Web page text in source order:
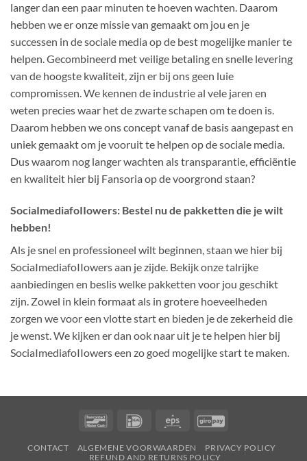
ervoor te zorgen dat u de beste ervaring krijgt op
langer dan een paar minuten te hoeven wachten. Daarom
hebben we er onze missie van gemaakt om jou en je
successen in de sociale media op de best mogelijke manier te
helpen. Gecombineerd met veilige betaling en snelle levering
van de hoogste kwaliteit, zijn er bij ons geen luie
compromissen. We kennen de industrie al vele jaren en
weten precies waar het de zwarte schapen om te doen is.
Daarom hebben we ons concept vanaf de basis aangepast en
uniek gemaakt om je vooruit te helpen op de sociale media.
Dus waarom nog langer wachten als transparantie, efficiëntie
en kwaliteit hier bij Fansoria op de voorgrond staan?
SociaImediafoIIowers: Bestel nu de pakketten die je wilt
hebben!
Als je snel en professioneel wilt beginnen, staan we hier bij
SociaImediafoIIowers aan je zijde. Bekijk onze talrijke
aanbiedingen en beslis welke pakketten voor jou geschikt
zijn. Zowel in klein formaat als in grotere hoeveelheden
zorgen we voor een vlotte start en bieden je de zekerheid die
je wenst. We kijken er dan ook naar uit je te helpen hier bij
SociaImediafoIIowers een zo goed mogelijke start te maken.
BancontactIDeal Eps GiroPay
CONTACT ALGEMENE VOORWAARDEN
PRIVACY POLICY
REFUND AND RETURNS POLICY